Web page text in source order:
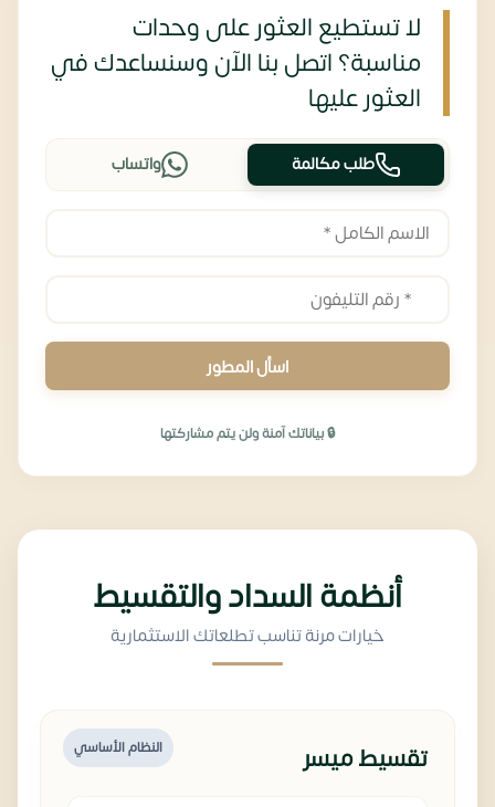
لا تستطيع العثور على وحدات
مناسبة؟ اتصل بنا الآن وسنساعدك في
العثور عليها
طلب مكالمة واتساب
اسأل المطور
🔒 بياناتك آمنة ولن يتم مشاركتها
أنظمة السداد والتقسيط
خيارات مرنة تناسب تطلعاتك الاستثمارية
النظام الأساسي تقسيط ميسر